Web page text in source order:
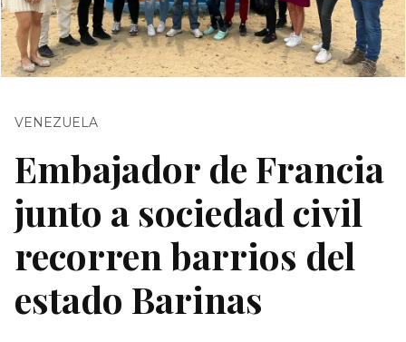
VENEZUELA
Embajador de Francia
junto a sociedad civil
recorren barrios del
estado Barinas